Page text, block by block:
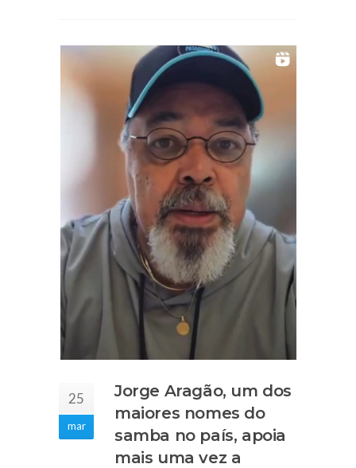
25
mar
Jorge Aragão, um dos
maiores nomes do
samba no país, apoia
mais uma vez a